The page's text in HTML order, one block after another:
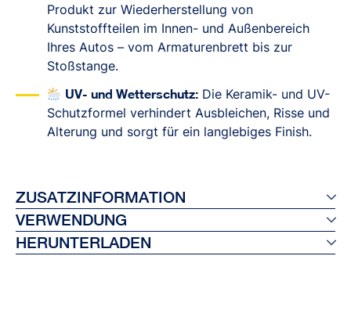
Produkt zur Wiederherstellung von
Kunststoffteilen im Innen- und Außenbereich
Ihres Autos – vom Armaturenbrett bis zur
Stoßstange.
UV- und Wetterschutz: Die Keramik- und UV-
Schutzformel verhindert Ausbleichen, Risse und
Alterung und sorgt für ein langlebiges Finish.
ZUSATZINFORMATION
Ref 26472
EAN 8410410264725
VERWENDUNG
Vor Gebrauch gut schütteln.
HERUNTERLADEN